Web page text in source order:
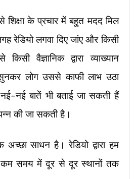
शिक्षा के प्रचार में बहुत मदद मिल
रेडियो लगवा दिए जांए और किसी
वैज्ञानिक द्वारा व्याख्यान
लोग उससे काफी लाभ उठा
नई बातें भी बताई जा सकती हैं
की जा सकती है।
अच्छा साधन है। रेडियो द्वारा हम
समय में दूर से दूर स्थानों तक